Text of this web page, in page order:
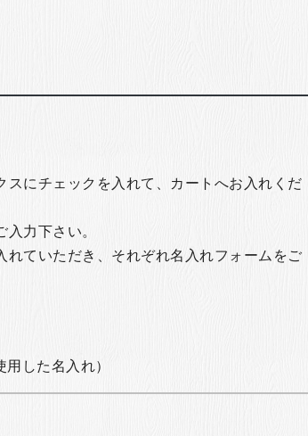
にチェックを入れて、カートへお入れくだ
力下さい。
れていただき、それぞれ名入れフォームをご
用した名入れ）